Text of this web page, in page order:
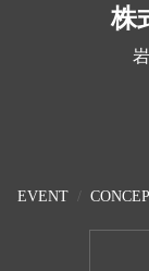
株
EVENT